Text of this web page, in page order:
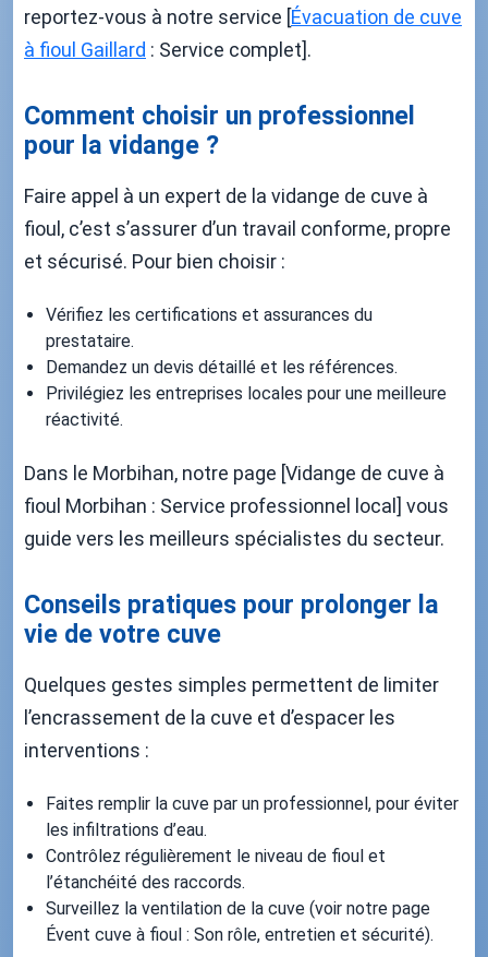
reportez-vous à notre service [Évacuation de cuve
à fioul Gaillard : Service complet].
Comment choisir un professionnel
pour la vidange ?
Faire appel à un expert de la vidange de cuve à
fioul, c’est s’assurer d’un travail conforme, propre
et sécurisé. Pour bien choisir :
Vérifiez les certifications et assurances du
prestataire.
Demandez un devis détaillé et les références.
Privilégiez les entreprises locales pour une meilleure
réactivité.
Dans le Morbihan, notre page [Vidange de cuve à
fioul Morbihan : Service professionnel local] vous
guide vers les meilleurs spécialistes du secteur.
Conseils pratiques pour prolonger la
vie de votre cuve
Quelques gestes simples permettent de limiter
l’encrassement de la cuve et d’espacer les
interventions :
Faites remplir la cuve par un professionnel, pour éviter
les infiltrations d’eau.
Contrôlez régulièrement le niveau de fioul et
l’étanchéité des raccords.
Surveillez la ventilation de la cuve (voir notre page
Évent cuve à fioul : Son rôle, entretien et sécurité).